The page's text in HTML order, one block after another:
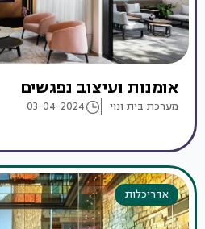
אומנות ועיצוב נפגשים
מערכת בית ונוי 03-04-2024
אדריכלות